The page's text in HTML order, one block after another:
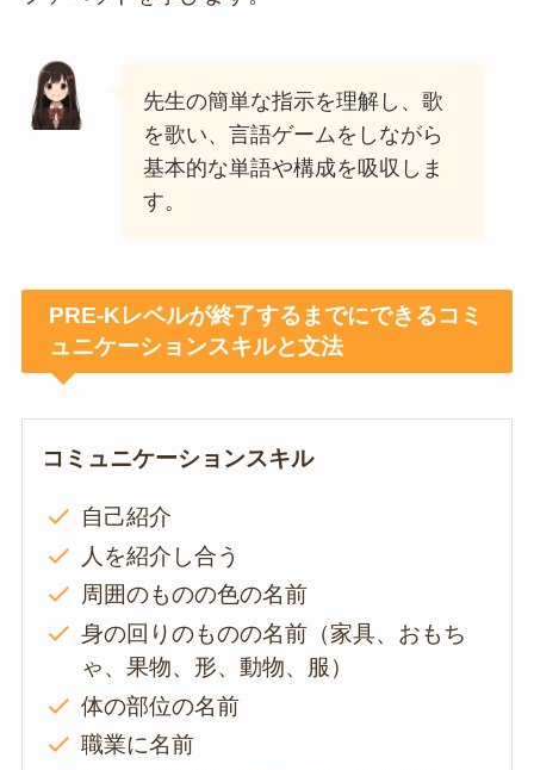
先生の簡単な指示を理解し、歌
を歌い、言語ゲームをしながら
基本的な単語や構成を吸収しま
す。
PRE-Kレベルが終了するまでにできるコミ
ュニケーションスキルと文法
コミュニケーションスキル
自己紹介
人を紹介し合う
周囲のものの色の名前
身の回りのものの名前（家具、おもち
ゃ、果物、形、動物、服）
体の部位の名前
職業に名前